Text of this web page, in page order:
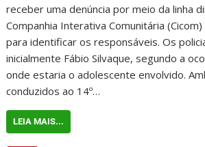
receber uma denúncia por meio da linha
Companhia Interativa Comunitária
para identificar os responsáveis. Os
inicialmente Fábio Silvaque, segundo a
onde estaria o adolescente envolvido.
conduzidos ao 14º…
LEIA MAIS...